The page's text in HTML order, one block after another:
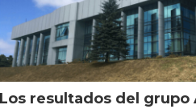
Los resultados del grupo